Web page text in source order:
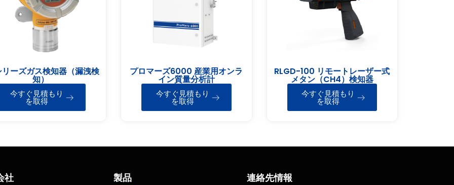
ーズガス検知器（漏洩検
知）
今すぐ見積もり
を取得
プロマーズ6000 産業用オンラ
イン質量分析計
今すぐ見積もり
を取得
RLGD-100 リモートレーザー式
メタン（CH4）検知器
今すぐ見積もり
を取得
社 製品 連絡先情報